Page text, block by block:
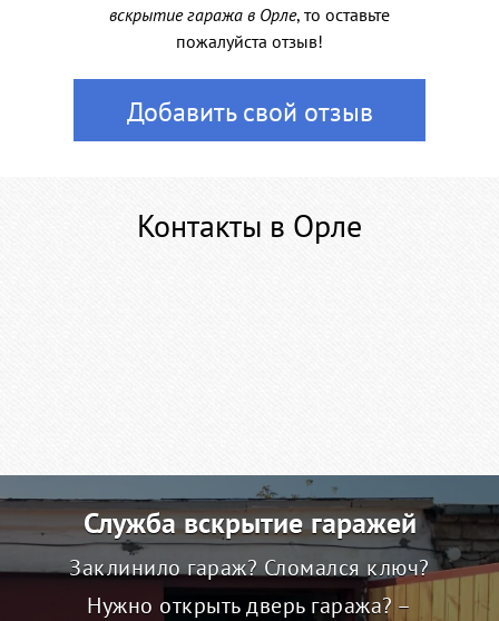
вскрытие гаража в Орле, то оставьте
пожалуйста отзыв!
Добавить свой отзыв
Контакты в Орле
Служба вскрытие гаражей
Заклинило гараж? Сломался ключ?
Нужно открыть дверь гаража? –